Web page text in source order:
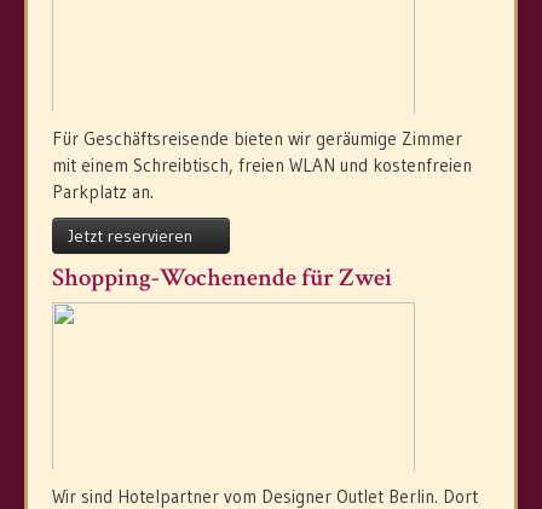
Für Geschäftsreisende bieten wir geräumige Zimmer
mit einem Schreibtisch, freien WLAN und kostenfreien
Parkplatz an.
Jetzt reservieren
Shopping-Wochenende für Zwei
Wir sind Hotelpartner vom Designer Outlet Berlin. Dort